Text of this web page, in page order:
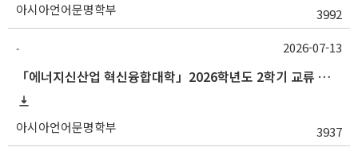
아시아언어문명학부 3992
-
「에너지신산업 혁신융합대학」2026학년도 2학기 교류 수학 안내 (부산대)
아시아언어문명학부 3937
2026-07-13